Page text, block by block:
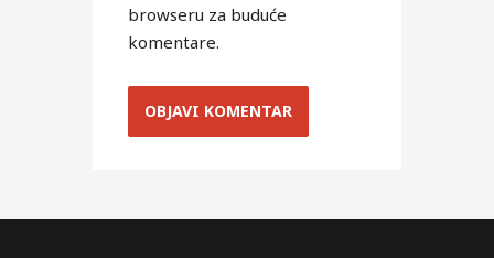
browseru za buduće
komentare.